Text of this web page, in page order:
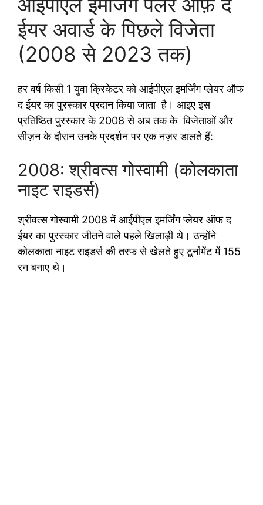
ईयर अवार्ड के पिछले विजेता
(2008 से 2023 तक)
हर वर्ष किसी 1 युवा क्रिकेटर को आईपीएल इमर्जिंग प्लेयर ऑफ
द ईयर का पुरस्कार प्रदान किया जाता है। आइए इस
प्रतिष्ठित पुरस्कार के 2008 से अब तक के विजेताओं और
सीज़न के दौरान उनके प्रदर्शन पर एक नज़र डालते हैं:
2008: श्रीवत्स गोस्वामी (कोलकाता
नाइट राइडर्स)
श्रीवत्स गोस्वामी 2008 में आईपीएल इमर्जिंग प्लेयर ऑफ द
ईयर का पुरस्कार जीतने वाले पहले खिलाड़ी थे। उन्होंने
कोलकाता नाइट राइडर्स की तरफ से खेलते हुए टूर्नामेंट में 155
रन बनाए थे।